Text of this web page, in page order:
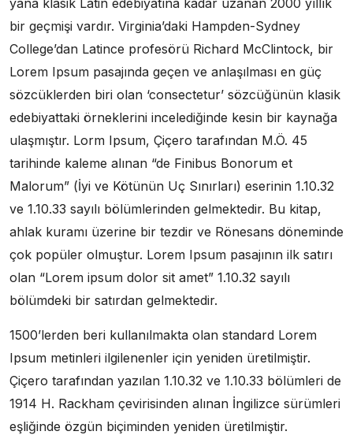
bir geçmişi vardır. Virginia’daki Hampden-Sydney
College’dan Latince profesörü Richard McClintock, bir
Lorem Ipsum pasajında geçen ve anlaşılması en güç
sözcüklerden biri olan ‘consectetur’ sözcüğünün klasik
edebiyattaki örneklerini incelediğinde kesin bir kaynağa
ulaşmıştır. Lorm Ipsum, Çiçero tarafından M.Ö. 45
tarihinde kaleme alınan “de Finibus Bonorum et
Malorum” (İyi ve Kötünün Uç Sınırları) eserinin 1.10.32
ve 1.10.33 sayılı bölümlerinden gelmektedir. Bu kitap,
ahlak kuramı üzerine bir tezdir ve Rönesans döneminde
çok popüler olmuştur. Lorem Ipsum pasajının ilk satırı
olan “Lorem ipsum dolor sit amet” 1.10.32 sayılı
bölümdeki bir satırdan gelmektedir.
1500’lerden beri kullanılmakta olan standard Lorem
Ipsum metinleri ilgilenenler için yeniden üretilmiştir.
Çiçero tarafından yazılan 1.10.32 ve 1.10.33 bölümleri de
1914 H. Rackham çevirisinden alınan İngilizce sürümleri
eşliğinde özgün biçiminden yeniden üretilmiştir.